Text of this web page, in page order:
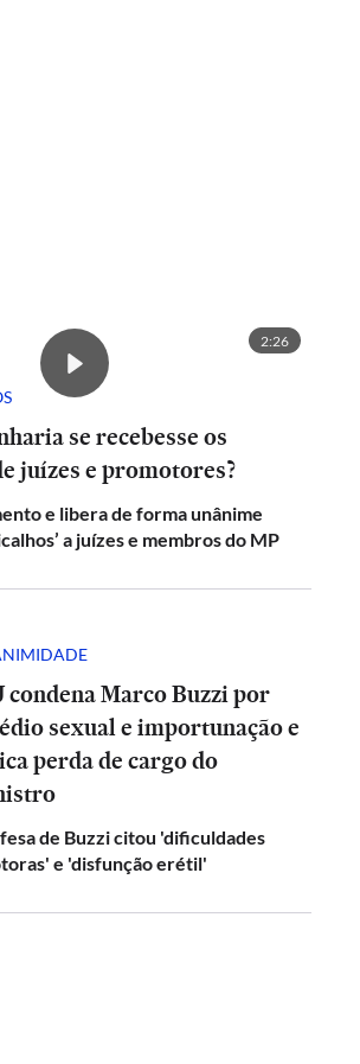
2:26
se recebesse os
juízes e promotores?
e libera de forma unânime
a juízes e membros do MP
condena Marco Buzzi por
sexual e importunação e
perda de cargo do
de Buzzi citou 'dificuldades
e 'disfunção erétil'